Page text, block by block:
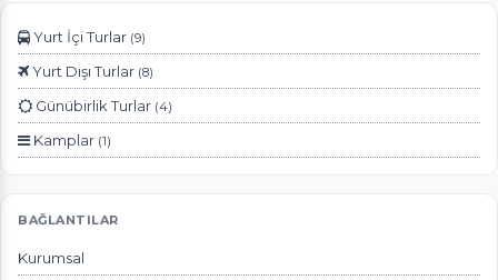
Tercihleri Kaydet
Yurt İçi Turlar (9)
Yurt Dışı Turlar (8)
Günübirlik Turlar (4)
Kamplar (1)
BAĞLANTILAR
Kurumsal